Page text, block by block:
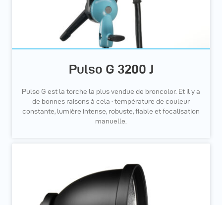
Pulso G 3200 J
Pulso G est la torche la plus vendue de broncolor. Et il y a
de bonnes raisons à cela : température de couleur
constante, lumière intense, robuste, fiable et focalisation
manuelle.